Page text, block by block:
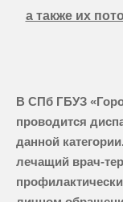
а также их
В СПб ГБУЗ
проводится
данной
лечащий врач-